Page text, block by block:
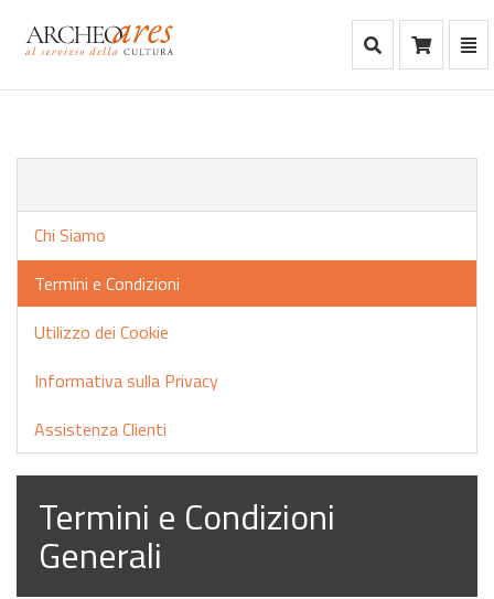
vai
Mostra Ricerca
Chi Siamo
Termini e Condizioni
Utilizzo dei Cookie
Informativa sulla Privacy
Assistenza Clienti
Termini e Condizioni
Generali